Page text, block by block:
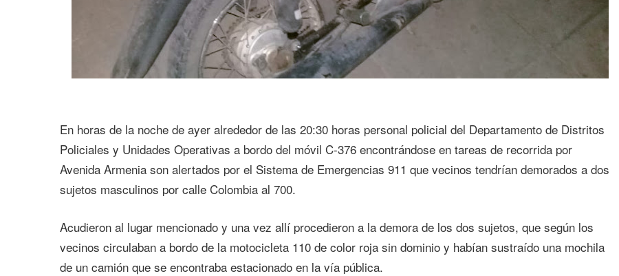
En horas de la noche de ayer alrededor de las 20:30 horas personal policial del Departamento de Distritos
Policiales y Unidades Operativas a bordo del móvil C-376 encontrándose en tareas de recorrida por
Avenida Armenia son alertados por el Sistema de Emergencias 911 que vecinos tendrían demorados a dos
sujetos masculinos por calle Colombia al 700.
Acudieron al lugar mencionado y una vez allí procedieron a la demora de los dos sujetos, que según los
vecinos circulaban a bordo de la motocicleta 110 de color roja sin dominio y habían sustraído una mochila
de un camión que se encontraba estacionado en la vía pública.